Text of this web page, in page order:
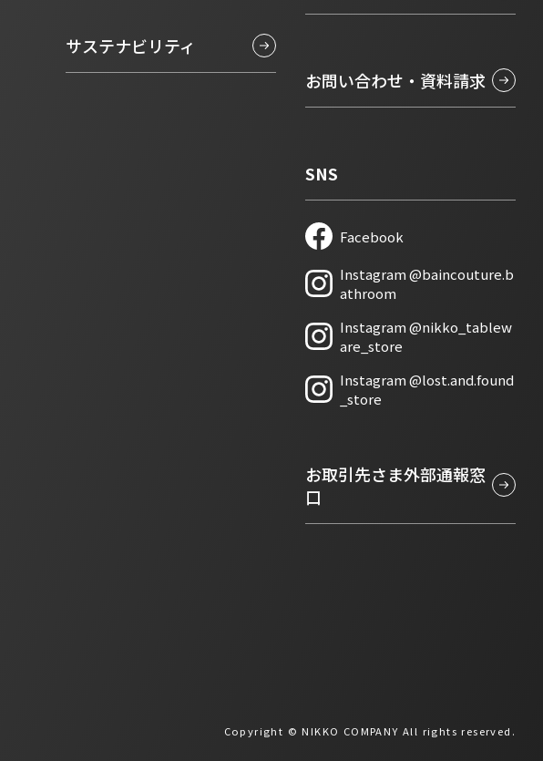
サステナビリティ
お問い合わせ・資料請求
SNS
Facebook
新しいタブで開きます
Instagram @baincouture.b
athroom
新しいタブで開きます
Instagram @nikko_tablew
are_store
新しいタブで開きます
Instagram @lost.and.found
_store
新しいタブで開きます
お取引先さま外部通報窓
口
Copyright © NIKKO COMPANY All rights reserved.